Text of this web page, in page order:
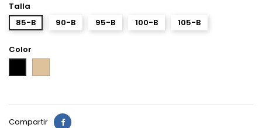
Talla
85-B
90-B 95-B 100-B 105-B
Color
Compartir